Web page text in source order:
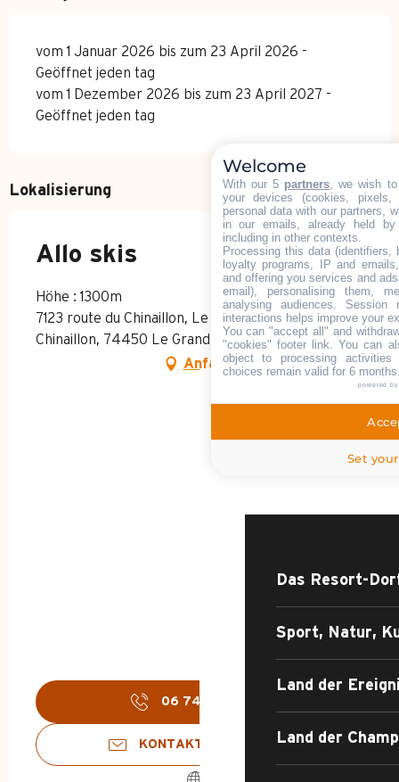
Das Resort-
Sport, Natur,
Land der
Land der
vom 1 Januar 2026 bis zum 23 April 2026 -
Geöffnet jeden tag
vom 1 Dezember 2026 bis zum 23 April 2027 -
Geöffnet jeden tag
Lokalisierung
Allo skis
Höhe : 1300m
7123 route du Chinaillon, Le Grand-Bornand
Chinaillon, 74450 Le Grand-Bornand
Anfahrt
06 74 28 48
KONTAKTIEREN SIE UNS
Welcome
With our 5 partners, we wish to
your devices (cookies,
personal data with our partners,
in our emails, already held
including in other contexts.
Processing this data (identifiers,
loyalty programs, IP and
and offering you services and
email), personalising them,
analysing audiences.
interactions helps improve your
You can "accept all" and
"cookies" footer link. You can
object to processing
choices remain valid for 6
powered by
Set